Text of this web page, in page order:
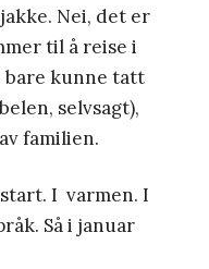
Nei, det er
til å reise i
bare kunne tatt
selvsagt),
familien.
I varmen. I
Så i januar